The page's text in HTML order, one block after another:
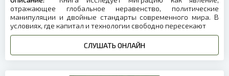
отражающее глобальное неравенство, политические
манипуляции и двойные стандарты современного мира. В
условиях, где капитал и технологии свободно пересекают
СЛУШАТЬ ОНЛАЙН